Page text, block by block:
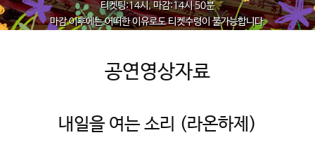
티켓팅:14시, 마감:14시 50분
마감 이후에는 어떠한 이유로도 티켓수령이 불가능합니다.
공연영상자료
내일을 여는 소리 (라온하제)